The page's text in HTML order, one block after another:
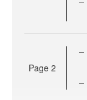
Page 2